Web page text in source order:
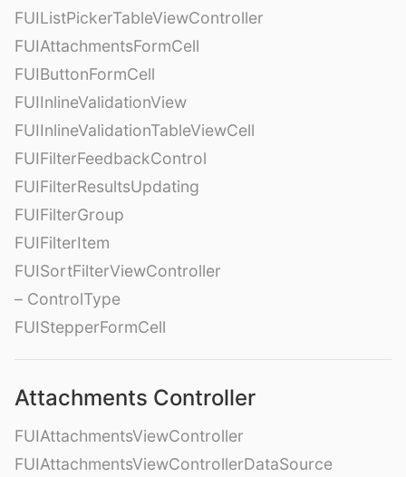
FUIListPickerTableViewController
FUIAttachmentsFormCell
FUIButtonFormCell
FUIInlineValidationView
FUIInlineValidationTableViewCell
FUIFilterFeedbackControl
FUIFilterResultsUpdating
FUIFilterGroup
FUIFilterItem
FUISortFilterViewController
– ControlType
FUIStepperFormCell
Attachments Controller
FUIAttachmentsViewController
FUIAttachmentsViewControllerDataSource